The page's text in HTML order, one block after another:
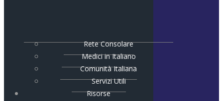
Rete Consolare
Medici in Italiano
Comunità Italiana
Servizi Utili
Risorse